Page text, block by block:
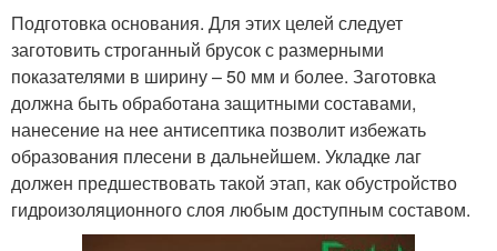
Подготовка основания. Для этих целей следует
заготовить строганный брусок с размерными
показателями в ширину – 50 мм и более. Заготовка
должна быть обработана защитными составами,
нанесение на нее антисептика позволит избежать
образования плесени в дальнейшем. Укладке лаг
должен предшествовать такой этап, как обустройство
гидроизоляционного слоя любым доступным составом.